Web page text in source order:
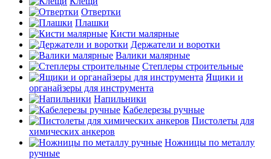
Отвертки
Плашки
Кисти малярные
Держатели и воротки
Валики малярные
Степлеры строительные
Ящики и
органайзеры для инструмента
Напильники
Кабелерезы ручные
Пистолеты для
химических анкеров
Ножницы по металлу
ручные